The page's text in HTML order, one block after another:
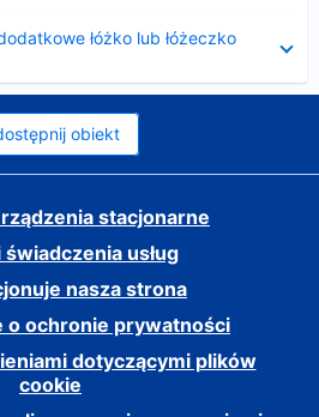
łóżko lub łóżeczko
obiekt
stacjonarne
usług
nasza strona
o ochronie prywatności
dotyczącymi plików
cookie